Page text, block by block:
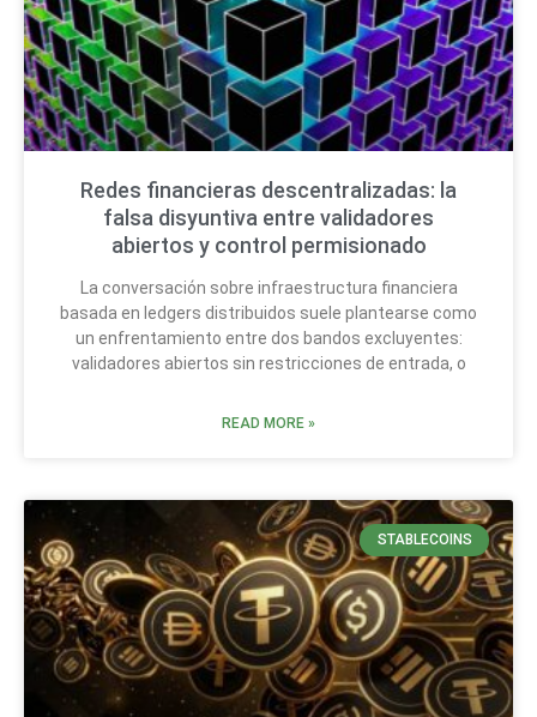
Redes financieras descentralizadas: la
falsa disyuntiva entre validadores
abiertos y control permisionado
La conversación sobre infraestructura financiera
basada en ledgers distribuidos suele plantearse como
un enfrentamiento entre dos bandos excluyentes:
validadores abiertos sin restricciones de entrada, o
READ MORE »
STABLECOINS